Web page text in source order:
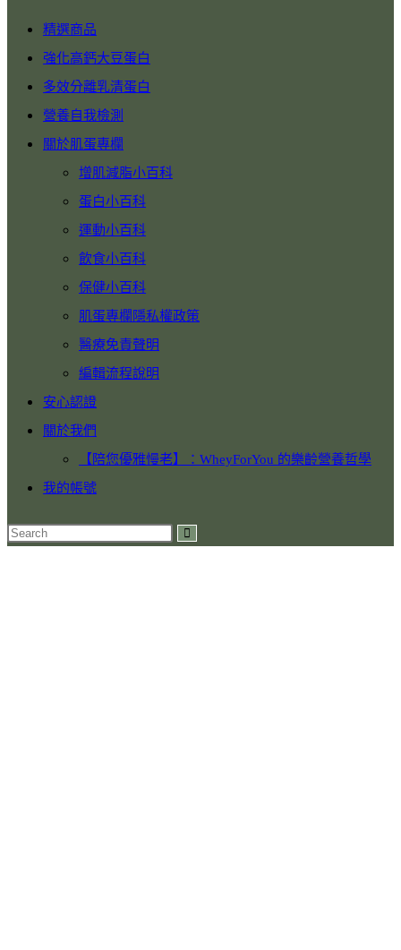
精選商品
強化高鈣大豆蛋白
多效分離乳清蛋白
營養自我檢測
關於肌蛋專欄
增肌減脂小百科
蛋白小百科
運動小百科
飲食小百科
保健小百科
肌蛋專欄隱私權政策
醫療免責聲明
編輯流程說明
安心認證
關於我們
【陪您優雅慢老】：WheyForYou 的樂齡營養哲學
我的帳號